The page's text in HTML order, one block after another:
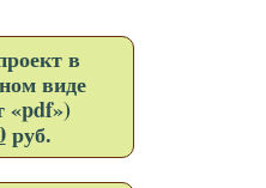
в
виде
«pdf»)
руб.